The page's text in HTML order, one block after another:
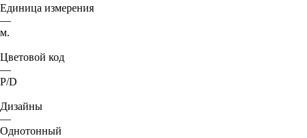
Единица измерения
—
м.
Цветовой код
—
P/D
Дизайны
—
Однотонный